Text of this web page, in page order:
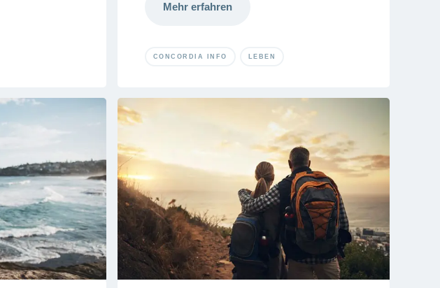
Mehr erfahren
CONCORDIA INFO LEBEN